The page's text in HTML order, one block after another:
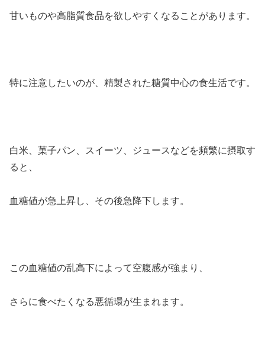
甘いものや高脂質食品を欲しやすくなることがあります。
特に注意したいのが、精製された糖質中心の食生活です。
白米、菓子パン、スイーツ、ジュースなどを頻繁に摂取す
ると、
血糖値が急上昇し、その後急降下します。
この血糖値の乱高下によって空腹感が強まり、
さらに食べたくなる悪循環が生まれます。